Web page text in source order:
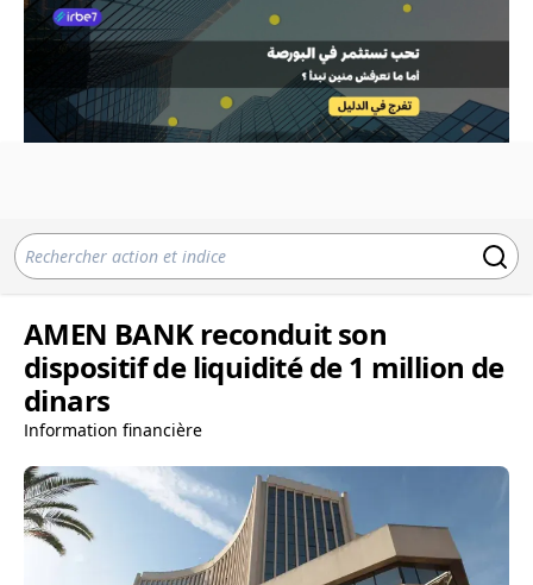
AMEN BANK reconduit son
dispositif de liquidité de 1 million de
dinars
Information financière